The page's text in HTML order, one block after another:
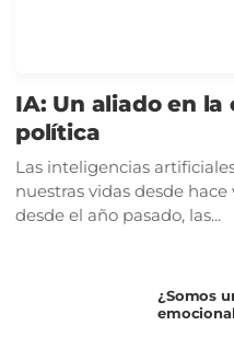
IA: Un aliado en
política
Las inteligencias
nuestras vidas desde
desde el año pasado, las...
¿Somos